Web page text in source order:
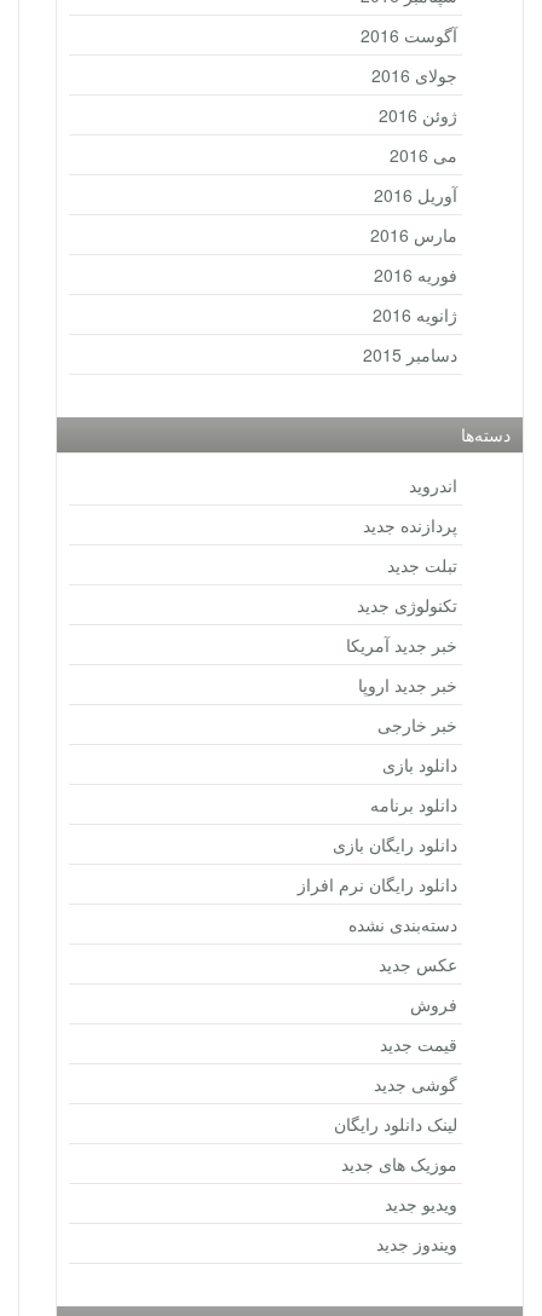
آگوست 2016
جولای 2016
ژوئن 2016
می 2016
آوریل 2016
مارس 2016
فوریه 2016
ژانویه 2016
دسامبر 2015
دسته‌ها
اندروید
پردازنده جدید
تبلت جدید
تکنولوژی جدید
خبر جدید آمریکا
خبر جدید اروپا
خبر خارجی
دانلود بازی
دانلود برنامه
دانلود رایگان بازی
دانلود رایگان نرم افراز
دسته‌بندی نشده
عکس جدید
فروش
قیمت جدید
گوشی جدید
لینک دانلود رایگان
موزیک های جدید
ویدیو جدید
ویندوز جدید